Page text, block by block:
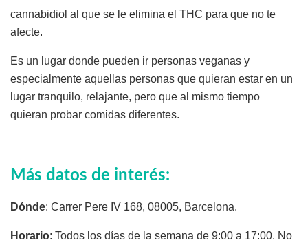
cannabidiol al que se le elimina el THC para que no te
afecte.
Es un lugar donde pueden ir personas veganas y
especialmente aquellas personas que quieran estar en un
lugar tranquilo, relajante, pero que al mismo tiempo
quieran probar comidas diferentes.
Más datos de interés:
Dónde: Carrer Pere IV 168, 08005, Barcelona.
Horario: Todos los días de la semana de 9:00 a 17:00. No